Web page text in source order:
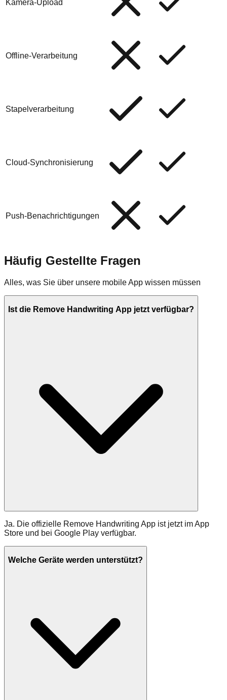
Kamera-Upload
Offline-Verarbeitung
Stapelverarbeitung
Cloud-Synchronisierung
Push-Benachrichtigungen
Häufig Gestellte Fragen
Alles, was Sie über unsere mobile App wissen müssen
Ist die Remove Handwriting App jetzt verfügbar?
Ja. Die offizielle Remove Handwriting App ist jetzt im App
Store und bei Google Play verfügbar.
Welche Geräte werden unterstützt?